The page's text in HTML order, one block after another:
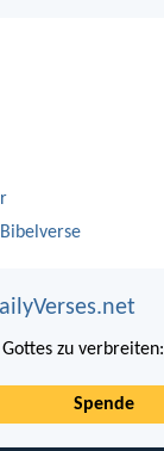
zu verbreiten:
Spende